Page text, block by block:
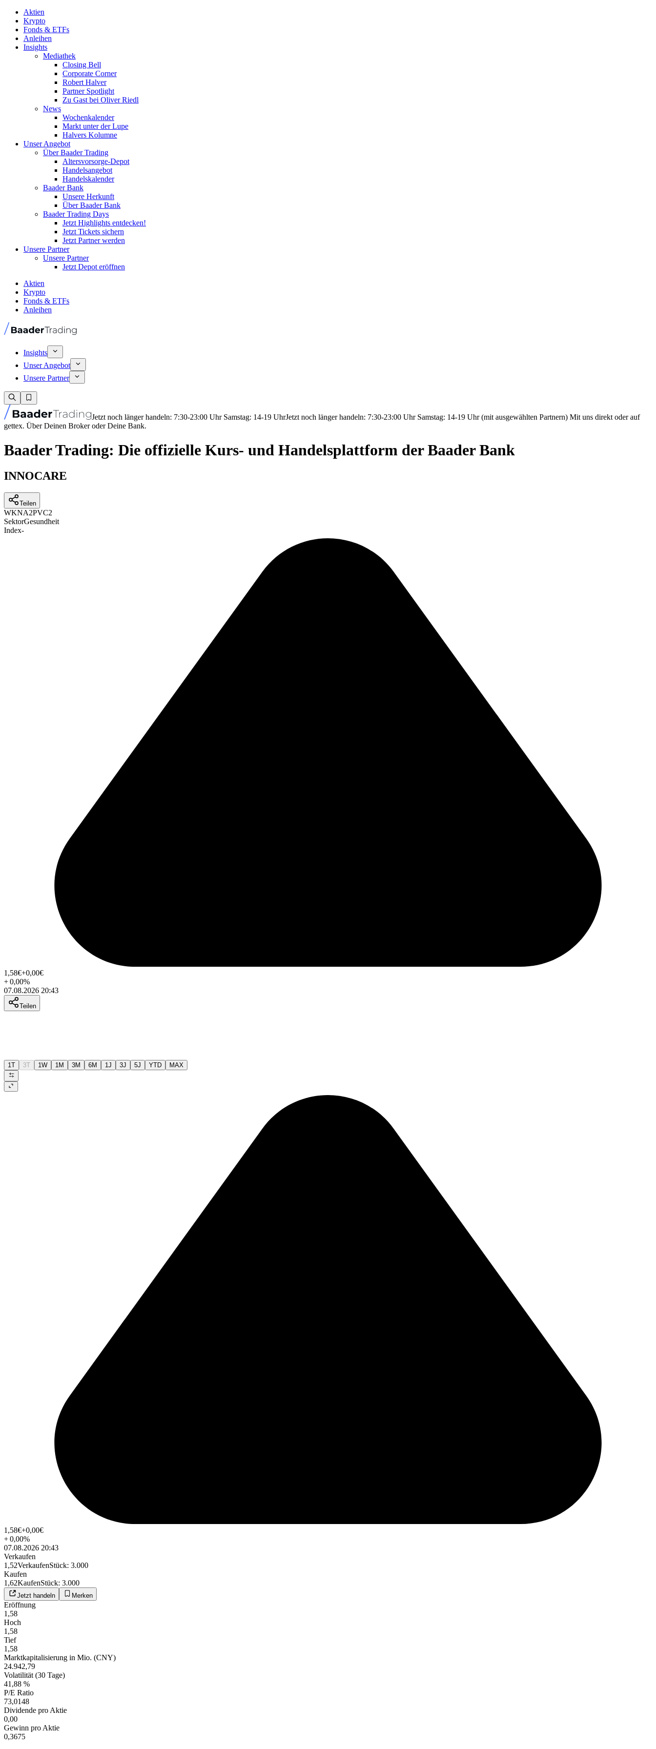
Aktien
Krypto
Fonds & ETFs
Anleihen
Insights
Mediathek
Closing Bell
Corporate Corner
Robert Halver
Partner Spotlight
Zu Gast bei Oliver Riedl
News
Wochenkalender
Markt unter der Lupe
Halvers Kolumne
Unser Angebot
Über Baader Trading
Altersvorsorge-Depot
Handelsangebot
Handelskalender
Baader Bank
Unsere Herkunft
Über Baader Bank
Baader Trading Days
Jetzt Highlights entdecken!
Jetzt Tickets sichern
Jetzt Partner werden
Unsere Partner
Unsere Partner
Jetzt Depot eröffnen
Aktien
Krypto
Fonds & ETFs
Anleihen
Insights
Unser Angebot
Unsere Partner
Jetzt noch länger handeln: 7:30-23:00 Uhr Samstag: 14-19 UhrJetzt noch länger handeln: 7:30-23:00 Uhr Samstag: 14-19 Uhr (mit ausgewählten Partnern) Mit uns direkt oder auf
gettex. Über Deinen Broker oder Deine Bank.
Baader Trading: Die offizielle Kurs- und Handelsplattform der Baader Bank
INNOCARE
Teilen
WKNA2PVC2
SektorGesundheit
Index-
1,58€+0,00€
+0,00%
07.08.2026 20:43
Teilen
1T 3T 1W 1M 3M 6M 1J 3J 5J YTD MAX
1,58€+0,00€
+0,00%
07.08.2026 20:43
Verkaufen
1,52VerkaufenStück: 3.000
Kaufen
1,62KaufenStück: 3.000
Jetzt handeln Merken
Eröffnung
1,58
Hoch
1,58
Tief
1,58
Marktkapitalisierung in Mio. (CNY)
24.942,79
Volatilität (30 Tage)
41,88 %
P/E Ratio
73,0148
Dividende pro Aktie
0,00
Gewinn pro Aktie
0,3675